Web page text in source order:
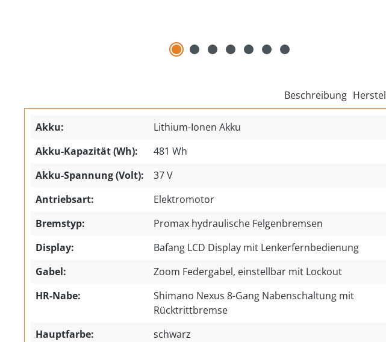
Beschreibung
Akku:
Lithium-Ionen Akku
Akku-Kapazität (Wh):
481 Wh
Akku-Spannung (Volt):
37 V
Antriebsart:
Elektromotor
Bremstyp:
Promax hydraulische Felgenbremsen
Display:
Bafang LCD Display mit Lenkerfernbedienung
Gabel:
Zoom Federgabel, einstellbar mit Lockout
HR-Nabe:
Shimano Nexus 8-Gang Nabenschaltung mit
Rücktrittbremse
Hauptfarbe:
schwarz